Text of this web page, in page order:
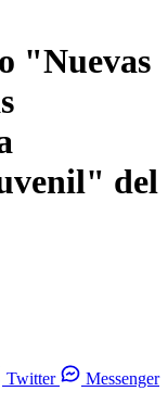
"Nuevas
del
Twitter
Messenger